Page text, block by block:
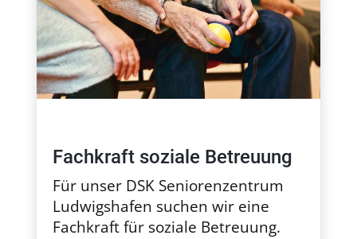
Fachkraft soziale Betreuung
Für unser DSK Seniorenzentrum
Ludwigshafen suchen wir eine
Fachkraft für soziale Betreuung.